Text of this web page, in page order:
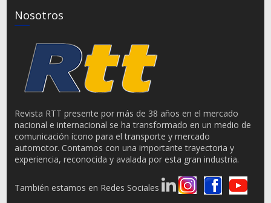
Nosotros
Revista RTT presente por más de 38 años en el mercado
nacional e internacional se ha transformado en un medio de
comunicación ícono para el transporte y mercado
automotor. Contamos con una importante trayectoria y
experiencia, reconocida y avalada por esta gran industria.
También estamos en Redes Sociales